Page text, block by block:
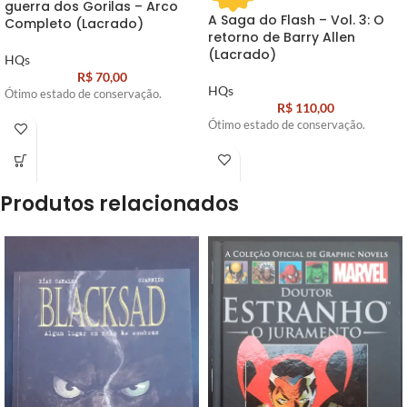
guerra dos Gorilas – Arco
Completo (Lacrado)
HQs
R$70,00
Ótimo estado de conservação.
A Saga do Flash – Vol. 3: O
retorno de Barry Allen
(Lacrado)
HQs
R$110,00
Ótimo estado de conservação.
Produtos relacionados